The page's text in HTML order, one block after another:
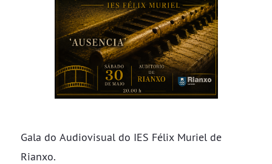
Gala do Audiovisual do IES Félix Muriel de
Rianxo.